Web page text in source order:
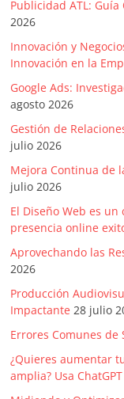
estratégica
y
versátil
del
Marketing
en
LATAM
|
Bitácora
social
de
Mercadeo
Interactivo,
Medios,
Publicidad,
Marketing,
Campañas
Publicitarias,
Empresas,
Negocios,
Publicidad ATL:
2026
Innovación y
Innovación en la
Google Ads:
agosto 2026
Gestión de
julio 2026
Mejora Continua de
julio 2026
El Diseño Web es
presencia online
Aprovechando las
2026
Producción
Impactante 28 julio
Errores Comunes de
¿Quieres aumentar
amplia? Usa ChatGPT